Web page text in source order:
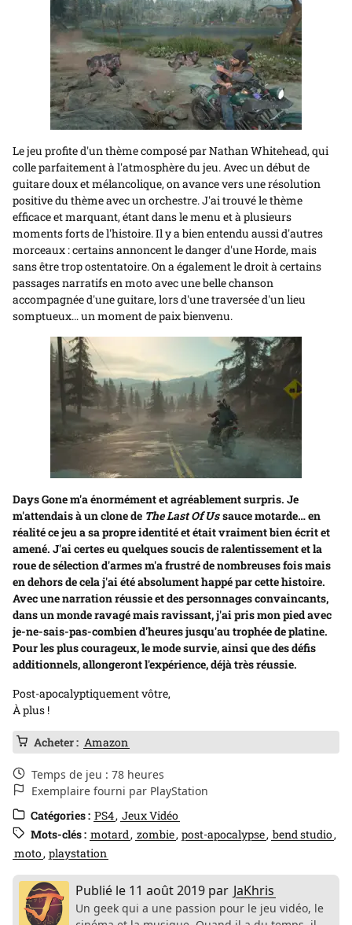
Le jeu profite d'un thème composé par Nathan Whitehead, qui
colle parfaitement à l'atmosphère du jeu. Avec un début de
guitare doux et mélancolique, on avance vers une résolution
positive du thème avec un orchestre. J'ai trouvé le thème
efficace et marquant, étant dans le menu et à plusieurs
moments forts de l'histoire. Il y a bien entendu aussi d'autres
morceaux : certains annoncent le danger d'une Horde, mais
sans être trop ostentatoire. On a également le droit à certains
passages narratifs en moto avec une belle chanson
accompagnée d'une guitare, lors d'une traversée d'un lieu
somptueux… un moment de paix bienvenu.
Days Gone m'a énormément et agréablement surpris. Je
m'attendais à un clone de The Last Of Ussauce motarde… en
réalité ce jeu a sa propre identité et était vraiment bien écrit et
amené. J'ai certes eu quelques soucis de ralentissement et la
roue de sélection d'armes m'a frustré de nombreuses fois mais
en dehors de cela j'ai été absolument happé par cette histoire.
Avec une narration réussie et des personnages convaincants,
dans un monde ravagé mais ravissant, j'ai pris mon pied avec
je-ne-sais-pas-combien d'heures jusqu'au trophée de platine.
Pour les plus courageux, le mode survie, ainsi que des défis
additionnels, allongeront l'expérience, déjà très réussie.
Post-apocalyptiquement vôtre,
À plus !
Acheter : Amazon
Temps de jeu : 78 heures
Exemplaire fourni par PlayStation
Catégories : PS4 Jeux Vidéo
Mots-clés : motard zombie post-apocalypse bend studio
moto playstation
Publié le 11 août 2019 par JaKhris
Un geek qui a une passion pour le jeu vidéo, le